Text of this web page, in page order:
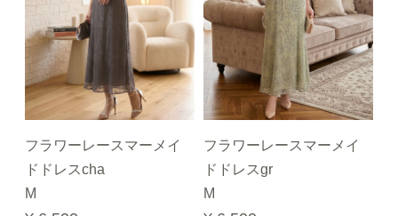
フラワーレースマーメイ
ドドレスcha
M
フラワーレースマーメイ
ドドレスgr
M